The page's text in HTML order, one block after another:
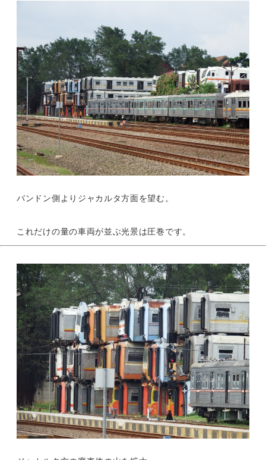
バンドン側よりジャカルタ方面を望む。
これだけの量の車両が並ぶ光景は圧巻です。